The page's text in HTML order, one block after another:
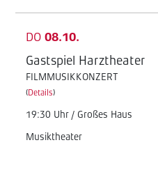
DO 08.10.
Gastspiel Harztheater
FILMMUSIKKONZERT
(Details)
19:30 Uhr / Großes Haus
Musiktheater